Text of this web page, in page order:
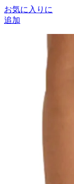
お気に入りに
追加